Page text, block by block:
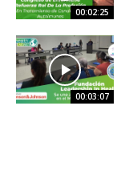
00:02:25
00:03:07